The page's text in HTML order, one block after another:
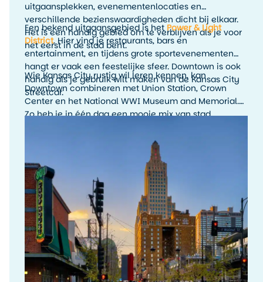
uitgaansplekken, evenementenlocaties en
verschillende bezienswaardigheden dicht bij elkaar.
Het is een handig gebied om te verblijven als je voor
het eerst in de stad bent.
Een bekend uitgaansgebied is hetPower & Light
District. Hier vind je restaurants, bars en
entertainment, en tijdens grote sportevenementen
hangt er vaak een feestelijke sfeer. Downtown is ook
handig als je gebruik wilt maken van de Kansas City
Streetcar.
Wie Kansas City rustig wil leren kennen, kan
Downtown combineren met Union Station, Crown
Center en het National WWI Museum and Memorial.
Zo heb je in één dag een mooie mix van stad,